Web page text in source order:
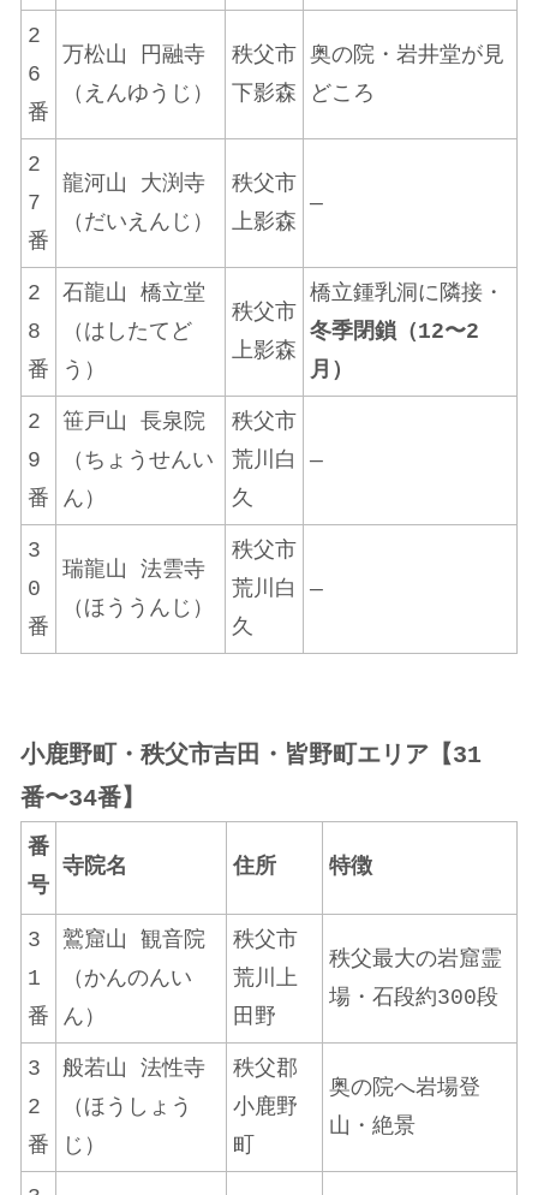
2
6
番
万松山 円融寺
（えんゆうじ）
秩父市
下影森
奥の院・岩井堂が見
どころ
2
7
番
龍河山 大渕寺
（だいえんじ）
秩父市
上影森
—
2
8
番
石龍山 橋立堂
（はしたてど
う）
秩父市
上影森
橋立鍾乳洞に隣接・
冬季閉鎖（12〜2
月）
2
9
番
笹戸山 長泉院
（ちょうせんい
ん）
秩父市
荒川白
久
—
3
0
番
瑞龍山 法雲寺
（ほううんじ）
秩父市
荒川白
久
—
小鹿野町・秩父市吉田・皆野町エリア【31
番〜34番】
番
号
寺院名 住所 特徴
3
1
番
鷲窟山 観音院
（かんのんい
ん）
秩父市
荒川上
田野
秩父最大の岩窟霊
場・石段約300段
3
2
番
般若山 法性寺
（ほうしょう
じ）
秩父郡
小鹿野
町
奥の院へ岩場登
山・絶景